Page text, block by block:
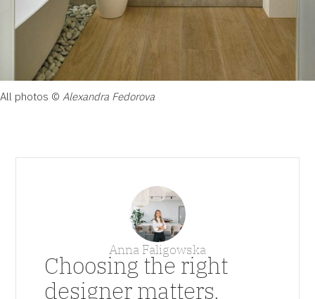
All photos © Alexandra Fedorova
Anna Faligowska
Choosing the right
designer matters.